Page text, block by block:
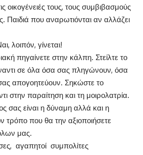
οικογένειές τους, τους συμβιβασμούς
Παιδιά που αναρωτιόνται αν αλλάζει
λοιπόν, γίνεται!
πηγαίνετε στην κάλπη. Στείλτε το
σε όλα όσα σας πληγώνουν, όσα
απογοητεύουν. Σηκώστε το
στην παραίτηση και τη μοιρολατρία.
σας είναι η δύναμη αλλά και η
τρόπο που θα την αξιοποιήσετε
μας.
αγαπητοί συμπολίτες